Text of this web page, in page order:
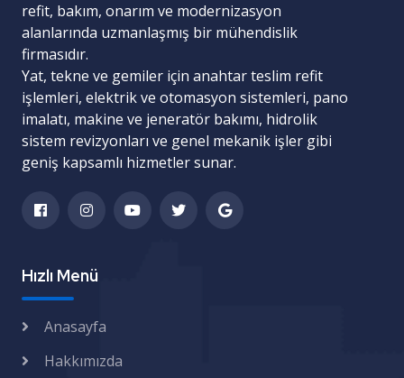
refit, bakım, onarım ve modernizasyon
alanlarında uzmanlaşmış bir mühendislik
firmasıdır.
Yat, tekne ve gemiler için anahtar teslim refit
işlemleri, elektrik ve otomasyon sistemleri, pano
imalatı, makine ve jeneratör bakımı, hidrolik
sistem revizyonları ve genel mekanik işler gibi
geniş kapsamlı hizmetler sunar.
Hızlı Menü
Anasayfa
Hakkımızda